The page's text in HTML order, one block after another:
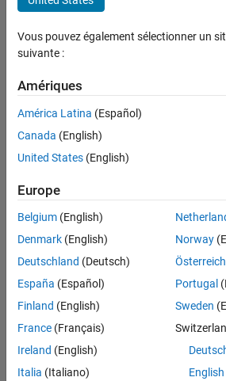
depuis
Followers:
Following:
Message
Tableau de bord
Statistiques
MATLAB Answers
-2
-113579
16
14
-4
Vous pouvez également sélectionner un
suivante :
Amériques
América Latina (Español)
Canada (English)
United States (English)
Europe
Belgium (English)
Denmark (English)
Deutschland (Deutsch)
España (Español)
Finland (English)
France (Français)
Ireland (English)
Italia (Italiano)
Norway
Österreich
Portugal
Sweden
English